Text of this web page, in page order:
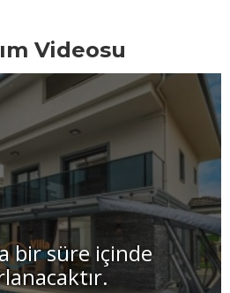
Videosu
bir süre içinde